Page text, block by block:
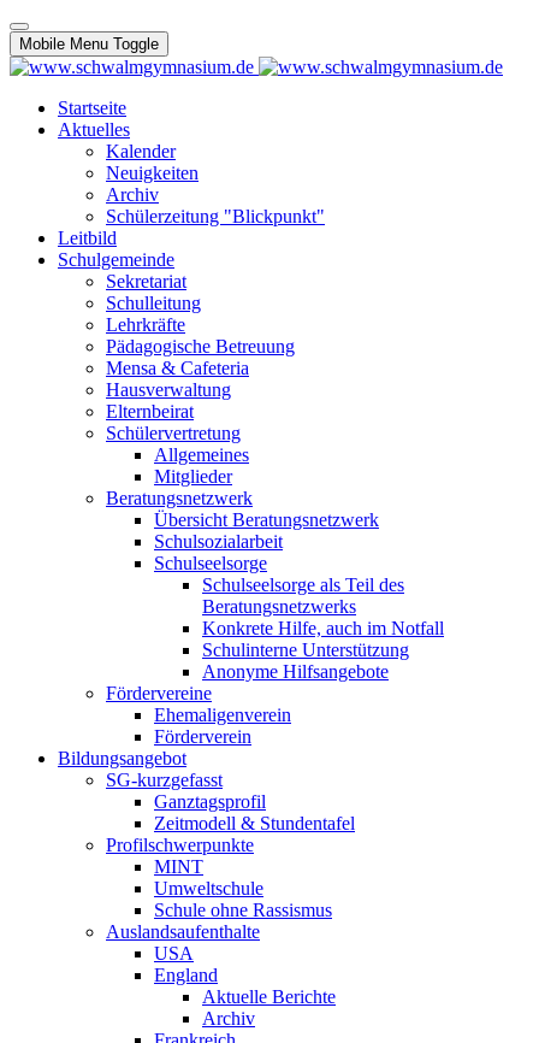
Mobile Menu Toggle
Startseite
Aktuelles
Kalender
Neuigkeiten
Archiv
Schülerzeitung "Blickpunkt"
Leitbild
Schulgemeinde
Sekretariat
Schulleitung
Lehrkräfte
Pädagogische Betreuung
Mensa & Cafeteria
Hausverwaltung
Elternbeirat
Schülervertretung
Allgemeines
Mitglieder
Beratungsnetzwerk
Übersicht Beratungsnetzwerk
Schulsozialarbeit
Schulseelsorge
Schulseelsorge als Teil des
Beratungsnetzwerks
Konkrete Hilfe, auch im Notfall
Schulinterne Unterstützung
Anonyme Hilfsangebote
Fördervereine
Ehemaligenverein
Förderverein
Bildungsangebot
SG-kurzgefasst
Ganztagsprofil
Zeitmodell & Stundentafel
Profilschwerpunkte
MINT
Umweltschule
Schule ohne Rassismus
Auslandsaufenthalte
USA
England
Aktuelle Berichte
Archiv